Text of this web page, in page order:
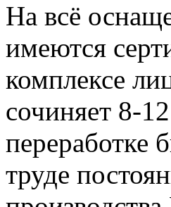
На всё
имеются
комплексе
сочиняет 8-
переработке
труде